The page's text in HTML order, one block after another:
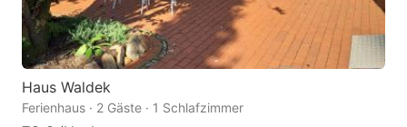
Haus Waldek
Ferienhaus · 2 Gäste · 1 Schlafzimmer